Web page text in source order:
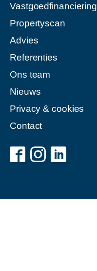
Vastgoedfinanciering
Propertyscan
Advies
Referenties
Ons team
Nieuws
Privacy & cookies
Contact